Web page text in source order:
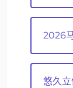
2026
悠久